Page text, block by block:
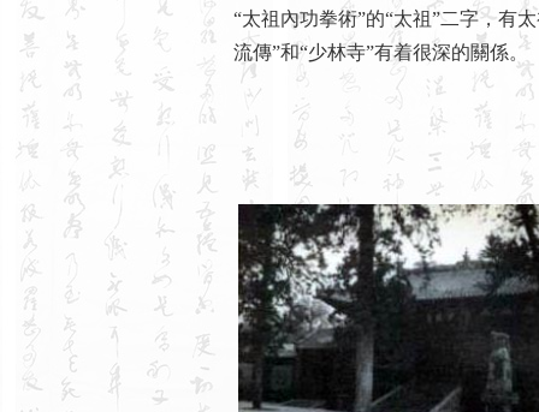
“太祖內功拳術”的“太祖”二字，有
流傳”和“少林寺”有着很深的關係。